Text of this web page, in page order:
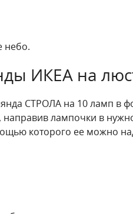
небо.
ИКЕА на
СТРОЛА на 10 ламп в
лампочки в
которого ее можно